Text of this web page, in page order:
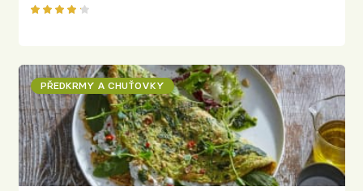
rodinu z jednoho pekáče
PŘEDKRMY A CHUŤOVKY